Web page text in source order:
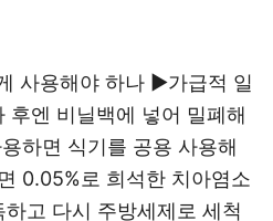
사용해야 하나 ▶가급적 일
후엔 비닐백에 넣어 밀폐해
하면 식기를 공용 사용해
0.05%로 희석한 치아염소
고 다시 주방세제로 세척